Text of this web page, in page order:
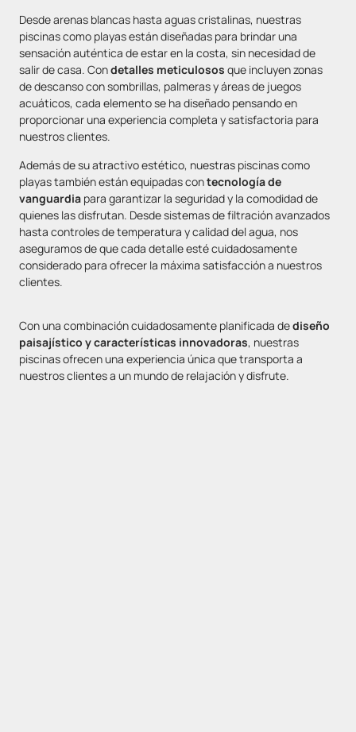
Desde arenas blancas hasta aguas cristalinas, nuestras
piscinas como playas están diseñadas para brindar una
sensación auténtica de estar en la costa, sin necesidad de
salir de casa. Condetalles meticulosos que incluyen zonas
de descanso con sombrillas, palmeras y áreas de juegos
acuáticos, cada elemento se ha diseñado pensando en
proporcionar una experiencia completa y satisfactoria para
nuestros clientes.
Además de su atractivo estético, nuestras piscinas como
playas también están equipadas contecnología de
vanguardia para garantizar la seguridad y la comodidad de
quienes las disfrutan. Desde sistemas de filtración avanzados
hasta controles de temperatura y calidad del agua, nos
aseguramos de que cada detalle esté cuidadosamente
considerado para ofrecer la máxima satisfacción a nuestros
clientes.
Con una combinación cuidadosamente planificada dediseño
paisajístico y características innovadoras, nuestras
piscinas ofrecen una experiencia única que transporta a
nuestros clientes a un mundo de relajación y disfrute.